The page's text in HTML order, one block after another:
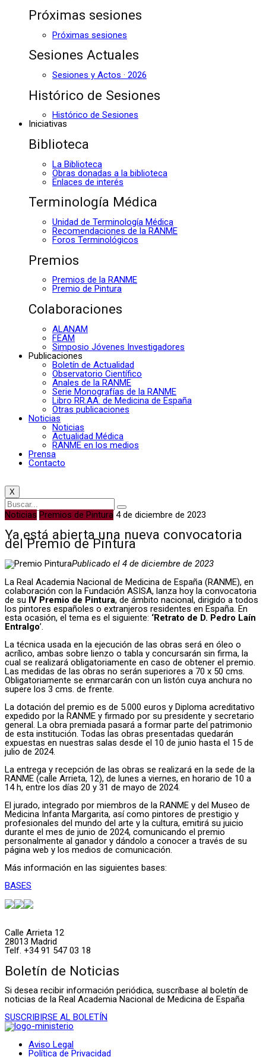
Próximas sesiones
Próximas sesiones
Sesiones Actuales
Sesiones y Actos · 2026
Histórico de Sesiones
Histórico de Sesiones
Iniciativas
Biblioteca
La Biblioteca
Obras donadas a la biblioteca
Enlaces de interés
Terminología Médica
Unidad de Terminología Médica
Recomendaciones de la RANME
Foros Terminológicos
Premios
Premios de la RANME
Premio de Pintura
Colaboraciones
ALANAM
FEAM
Simposio Jóvenes Investigadores
Publicaciones
Boletín de Actualidad
Observatorio Científico
Anales de la RANME
Serie Monografías de la RANME
Libro RR.AA. de Medicina de España
Otras publicaciones
Noticias
Noticias
Actualidad Médica
RANME en los medios
Prensa
Contacto
X
Noticias Premios de Pintura 4 de diciembre de 2023
Ya está abierta una nueva convocatoria
del Premio de Pintura
Publicado el 4 de diciembre de 2023
La Real Academia Nacional de Medicina de España (RANME), en
colaboración con la Fundación ASISA, lanza hoy la convocatoria
de su IV Premio de Pintura, de ámbito nacional, dirigido a todos
los pintores españoles o extranjeros residentes en España. En
esta ocasión, el tema es el siguiente: ‘Retrato de D. Pedro Laín
Entralgo’.
La técnica usada en la ejecución de las obras será en óleo o
acrílico, ambas sobre lienzo o tabla y concursarán sin firma, la
cual se realizará obligatoriamente en caso de obtener el premio.
Las medidas de las obras no serán superiores a 70 x 50 cms.
Obligatoriamente se enmarcarán con un listón cuya anchura no
supere los 3 cms. de frente.
La dotación del premio es de 5.000 euros y Diploma acreditativo
expedido por la RANME y firmado por su presidente y secretario
general. La obra premiada pasará a formar parte del patrimonio
de esta institución. Todas las obras presentadas quedarán
expuestas en nuestras salas desde el 10 de junio hasta el 15 de
julio de 2024.
La entrega y recepción de las obras se realizará en la sede de la
RANME (calle Arrieta, 12), de lunes a viernes, en horario de 10 a
14 h, entre los días 20 y 31 de mayo de 2024.
El jurado, integrado por miembros de la RANME y del Museo de
Medicina Infanta Margarita, así como pintores de prestigio y
profesionales del mundo del arte y la cultura, emitirá su juicio
durante el mes de junio de 2024, comunicando el premio
personalmente al ganador y dándolo a conocer a través de su
página web y los medios de comunicación.
Más información en las siguientes bases:
BASES
Calle Arrieta 12
28013 Madrid
Telf. +34 91 547 03 18
Boletín de Noticias
Si desea recibir información periódica, suscríbase al boletín de
noticias de la Real Academia Nacional de Medicina de España
SUSCRIBIRSE AL BOLETÍN
Aviso Legal
Política de Privacidad